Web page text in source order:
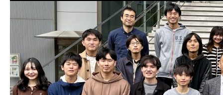
田 誠